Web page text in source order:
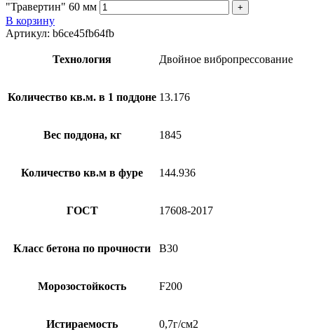
"Травертин" 60 мм
В корзину
Артикул: b6ce45fb64fb
Технология Двойное вибропрессование
Количество кв.м. в 1 поддоне 13.176
Вес поддона, кг 1845
Количество кв.м в фуре 144.936
ГОСТ 17608-2017
Класс бетона по прочности B30
Морозостойкость F200
Истираемость 0,7г/см2